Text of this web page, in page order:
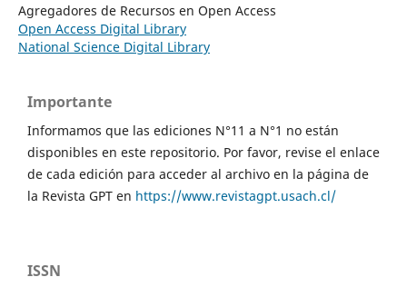
Agregadores de Recursos en Open Access
Open Access Digital Library
National Science Digital Library
Importante
Informamos que las ediciones N°11 a N°1 no están
disponibles en este repositorio. Por favor, revise el enlace
de cada edición para acceder al archivo en la página de
la Revista GPT en https://www.revistagpt.usach.cl/
ISSN